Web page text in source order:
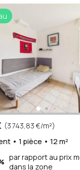
(3 743,83 €/m²)
• 1 pièce • 12 m²
par rapport au prix
dans la zone